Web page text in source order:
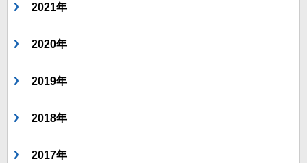
2021年
2020年
2019年
2018年
2017年